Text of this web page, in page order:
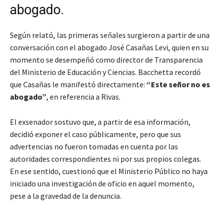
abogado.
Según relató, las primeras señales surgieron a partir de una
conversación con el abogado José Casañas Levi, quien en su
momento se desempeñó como director de Transparencia
del Ministerio de Educación y Ciencias. Bacchetta recordó
que Casañas le manifestó directamente: “Este señor no es
abogado”, en referencia a Rivas.
El exsenador sostuvo que, a partir de esa información,
decidió exponer el caso públicamente, pero que sus
advertencias no fueron tomadas en cuenta por las
autoridades correspondientes ni por sus propios colegas.
En ese sentido, cuestionó que el Ministerio Público no haya
iniciado una investigación de oficio en aquel momento,
pese a la gravedad de la denuncia.